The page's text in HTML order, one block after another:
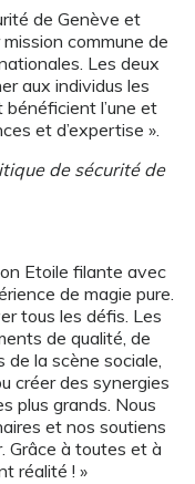
de Genève et
commune de
Les deux
aux individus les
l’une et
et d’expertise ».
de sécurité de
Etoile filante avec
de magie pure.
tous les défis. Les
de qualité, de
de la scène sociale,
créer des synergies
plus grands. Nous
et nos soutiens
Grâce à toutes et à
réalité ! »